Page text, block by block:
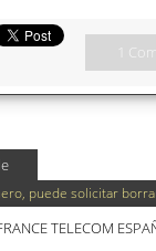
1
puede solicitar
TELECOM